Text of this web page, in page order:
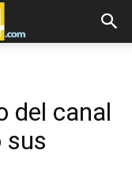
del canal
sus